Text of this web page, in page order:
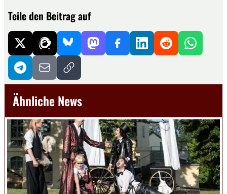
Teile den Beitrag auf
Ähnliche News